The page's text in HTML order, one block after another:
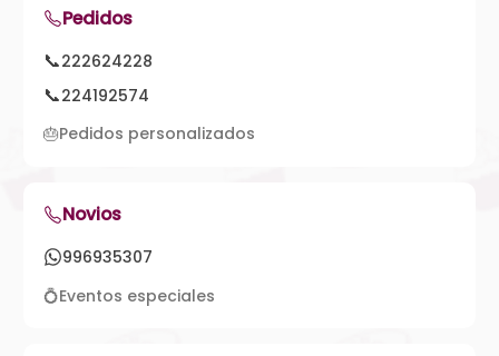
Pedidos
📞222624228
📞224192574
🎂Pedidos personalizados
Novios
996935307
💍Eventos especiales